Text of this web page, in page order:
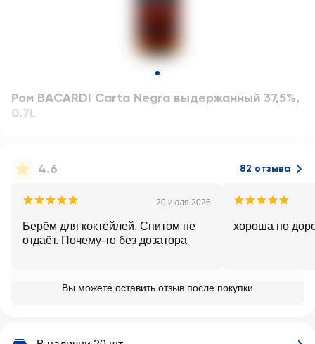
Ром BACARDI Carta Negra выдержанный 37,5%,
0.7L
4.6 82 отзыва
20 июля 2026
Берём для коктейлей. Спитом не
отдаёт. Почему-то без дозатора
хороша но
Вы можете оставить отзыв после покупки